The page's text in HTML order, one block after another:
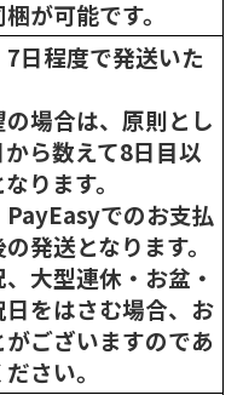
が可能です。
日程度で発送いた
場合は、原則とし
ら数えて8日目以
ります。
でのお支払
発送となります。
大型連休・お盆・
をはさむ場合、お
ございますのであ
さい。